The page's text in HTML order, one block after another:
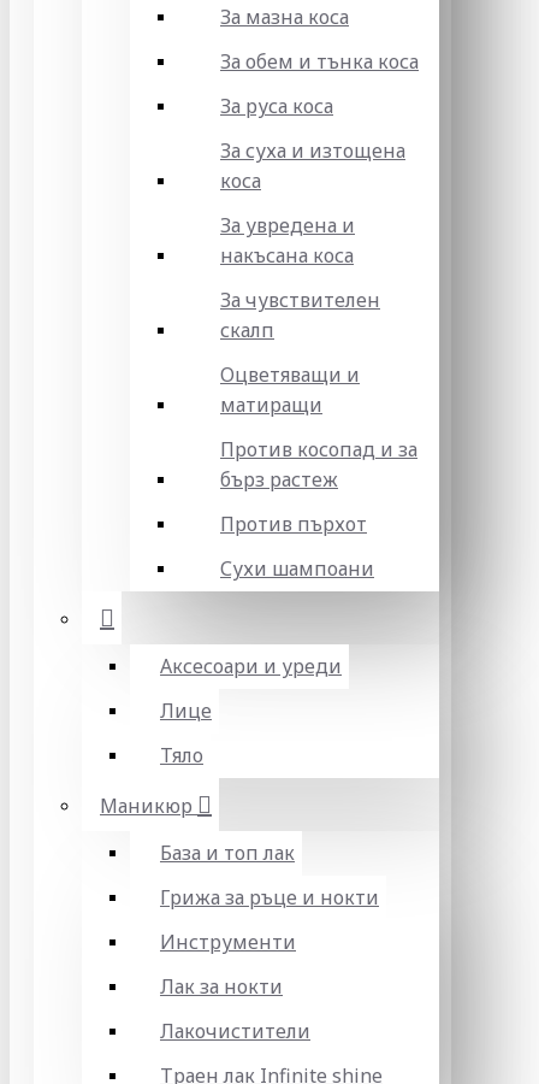
За мазна коса
За обем и тънка коса
За руса коса
За суха и изтощена
коса
За увредена и
накъсана коса
За чувствителен
скалп
Оцветяващи и
матиращи
Против косопад и за
бърз растеж
Против пърхот
Сухи шампоани
Аксесоари и уреди
Лице
Тяло
Маникюр
База и топ лак
Грижа за ръце и нокти
Инструменти
Лак за нокти
Лакочистители
Траен лак Infinite shine